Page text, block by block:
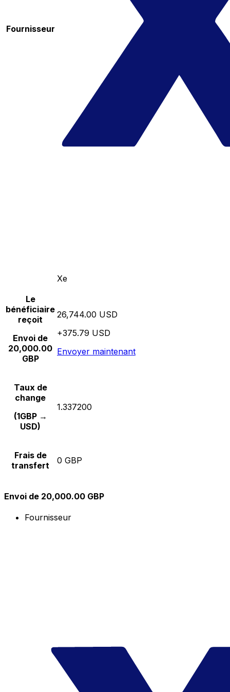
Fournisseur
Xe
Le
bénéficiaire
reçoit
Envoi de
20,000.00
GBP
26,744.00 USD
+375.79 USD
Envoyer maintenant
Taux de
change
(1GBP →
USD)
1.337200
Frais de
transfert
0 GBP
Envoi de 20,000.00 GBP
Fournisseur